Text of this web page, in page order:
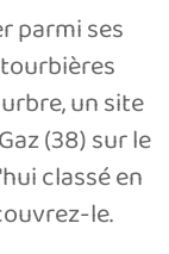
parmi ses
un site
(38) sur le
classé en
le.